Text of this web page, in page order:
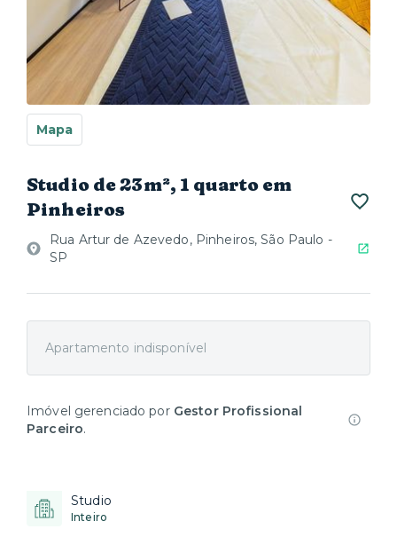
Mapa
Studio de 23m², 1 quarto em
Pinheiros
Rua Artur de Azevedo, Pinheiros, São Paulo -
SP
Apartamento indisponível
Imóvel gerenciado por Gestor Profissional
Parceiro.
Studio
Inteiro